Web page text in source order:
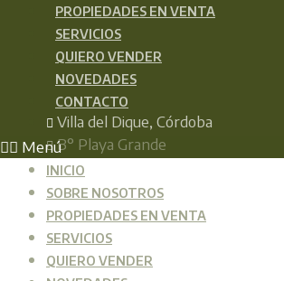
PROPIEDADES EN VENTA
SERVICIOS
QUIERO VENDER
NOVEDADES
CONTACTO
Menú
INICIO
SOBRE NOSOTROS
PROPIEDADES EN VENTA
SERVICIOS
QUIERO VENDER
Villa del Dique, Córdoba
B° Playa Grande
Venta de Casa en